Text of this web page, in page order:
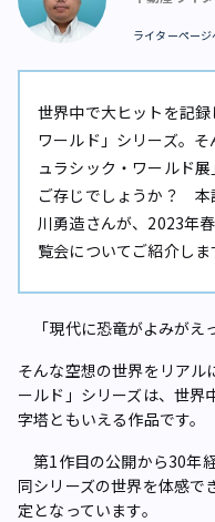
ライターページ
世界中で大ヒットを記
ワールド」シリーズ。
ュラシック・ワールド
ご存じでしょうか？ 本
川勇造さんが、2023年
覧会についてご紹介しま
「現代に恐竜がよみがえ
そんな空想の世界をリアル
ールド」シリーズは、世界
字塔ともいえる作品です。
第1作目の公開から30年
同シリーズの世界を体感
定となっています。